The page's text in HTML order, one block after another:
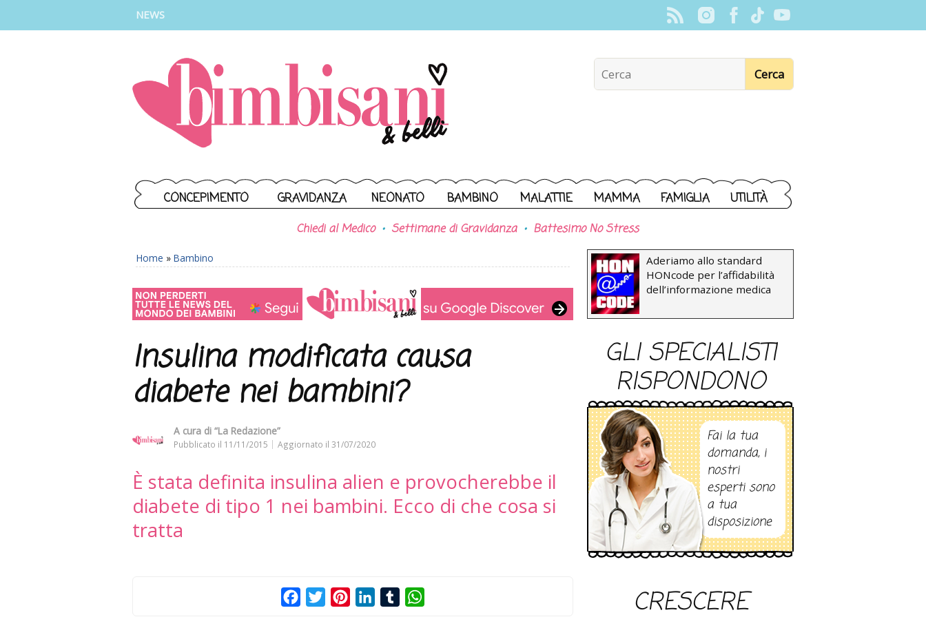
NEWS
CONCEPIMENTO GRAVIDANZA NEONATO BAMBINO MALATTIE MAMMA FAMIGLIA UTILITÀ
Chiedi al Medico Settimane di Gravidanza Battesimo No Stress
Home » Bambino
Insulina modificata causa
diabete nei bambini?
A cura di “La Redazione”
Pubblicato il 11/11/2015 Aggiornato il 31/07/2020
È stata definita insulina alien e provocherebbe il
diabete di tipo 1 nei bambini. Ecco di che cosa si
tratta
FacebookTwitterPinterestLinkedInTumblr
Aderiamo allo standard
HONcode per l’affidabilità
dell’informazione medica
GLI SPECIALISTI
RISPONDONO
Fai la tua
domanda, i
nostri
esperti sono
a tua
disposizione
CRESCERE